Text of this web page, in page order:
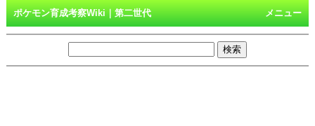
メニュー
ポケモン育成考察Wiki｜第二世代